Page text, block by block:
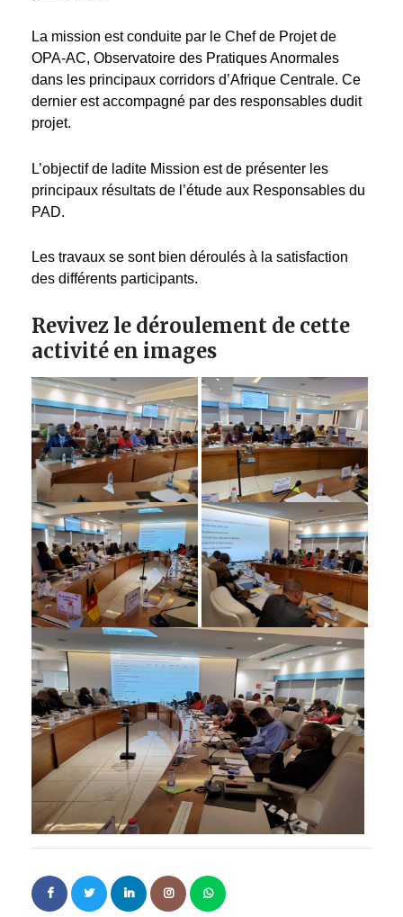
La mission est conduite par le Chef de Projet de
OPA-AC, Observatoire des Pratiques Anormales
dans les principaux corridors d’Afrique Centrale. Ce
dernier est accompagné par des responsables dudit
projet.
L’objectif de ladite Mission est de présenter les
principaux résultats de l’étude aux Responsables du
PAD.
Les travaux se sont bien déroulés à la satisfaction
des différents participants.
Revivez le déroulement de cette
activité en images